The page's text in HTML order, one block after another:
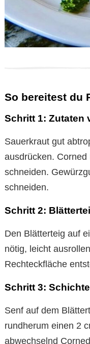
So bereitest du
Schritt 1: Zutaten
Sauerkraut gut
ausdrücken.
schneiden.
schneiden.
Schritt 2:
Den Blätterteig auf
nötig, leicht
Rechteckfläche
Schritt 3:
Senf auf dem
rundherum einen 2
abwechselnd